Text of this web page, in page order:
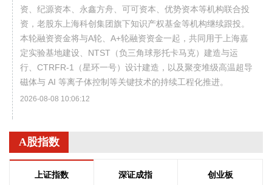
资、纪源资本、永鑫方舟、可可资本、优势资本等机构联合投
资，老股东上海科创集团旗下知识产权基金等机构继续跟投。
本轮融资资金将与A轮、A+轮融资资金一起，共同用于上海嘉
定实验基地建设、NTST（负三角球形托卡马克）建造与运
行、CTRFR-1（星环一号）设计建造，以及聚变堆级高温超导
磁体与 AI 等离子体控制等关键技术的持续工程化推进。
2026-08-08 10:06:12
重违纪违法，目前正接受中央纪委国家监委纪律审查和监察调
查。
2026-08-08 10:06:11
A股指数
上证指数 深证成指 创业板